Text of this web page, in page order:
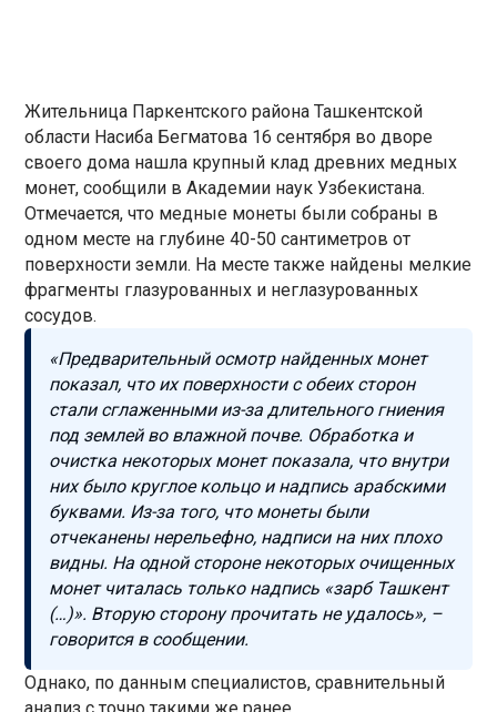
Жительница Паркентского района Ташкентской
области Насиба Бегматова 16 сентября во дворе
своего дома нашла крупный клад древних медных
монет, сообщили в Академии наук Узбекистана.
Отмечается, что медные монеты были собраны в
одном месте на глубине 40-50 сантиметров от
поверхности земли. На месте также найдены мелкие
фрагменты глазурованных и неглазурованных
сосудов.
«Предварительный осмотр найденных монет
показал, что их поверхности с обеих сторон
стали сглаженными из-за длительного гниения
под землей во влажной почве. Обработка и
очистка некоторых монет показала, что внутри
них было круглое кольцо и надпись арабскими
буквами. Из-за того, что монеты были
отчеканены нерельефно, надписи на них плохо
видны. На одной стороне некоторых очищенных
монет читалась только надпись «зарб Ташкент
(…)». Вторую сторону прочитать не удалось», –
говорится в сообщении.
Однако, по данным специалистов, сравнительный